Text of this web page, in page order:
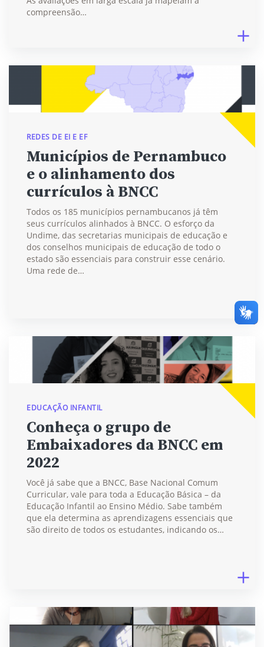
compreensão…
REDES DE EI E EF
Municípios de Pernambuco
e o alinhamento dos
currículos à BNCC
Todos os 185 municípios pernambucanos já têm
seus currículos alinhados à BNCC. O esforço da
Undime, das secretarias municipais de educação e
dos conselhos municipais de educação de todo o
estado são essenciais para construir esse cenário.
Uma rede de…
EDUCAÇÃO INFANTIL
Conheça o grupo de
Embaixadores da BNCC em
2022
Você já sabe que a BNCC, Base Nacional Comum
Curricular, vale para toda a Educação Básica – da
Educação Infantil ao Ensino Médio. Sabe também
que ela determina as aprendizagens essenciais que
são direito de todos os estudantes, indicando os…